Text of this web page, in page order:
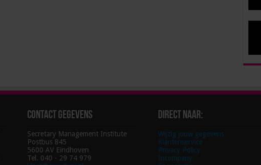
Contact gegevens
Secretary Management Institute
Postbus 845
5600 AV Eindhoven
Tel. 040 - 29 74 979
Direct naar:
Wijzig jouw gegevens
Klantenservice
Privacy Policy
Incompany